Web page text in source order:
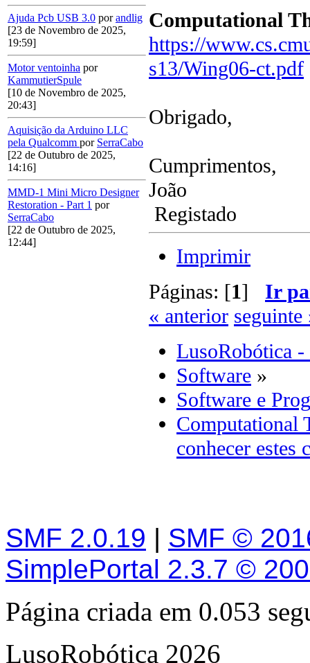
Ajuda Pcb USB 3.0 porandlig
[23 de Novembro de 2025,
19:59]
Motor ventoinha por
KammutierSpule
[10 de Novembro de 2025,
20:43]
Aquisição da Arduino LLC
pela Qualcomm por SerraCabo
[22 de Outubro de 2025,
14:16]
MMD-1 Mini Micro Designer
Restoration - Part 1 por
SerraCabo
[22 de Outubro de 2025,
12:44]
Computational
https://
s13/Wing06-ct.pdf
Obrigado,
Cumprimentos,
João
Registado
Imprimir
Páginas: [1] Ir
« anterior seguinte
LusoRobótica -
Software »
Software e
Computational
conhecer estes
SMF 2.0.19 | SMF ©
SimplePortal 2.3.7 ©
Página criada em 0.053
LusoRobótica 2026